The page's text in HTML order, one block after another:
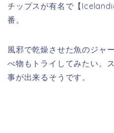
チップスが有名で【
番。
風邪で乾燥させた魚のジャ
べ物もトライしてみたい。
事が出来るそうです。